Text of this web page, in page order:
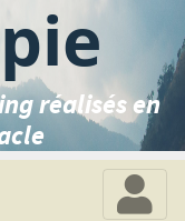
réalisés en